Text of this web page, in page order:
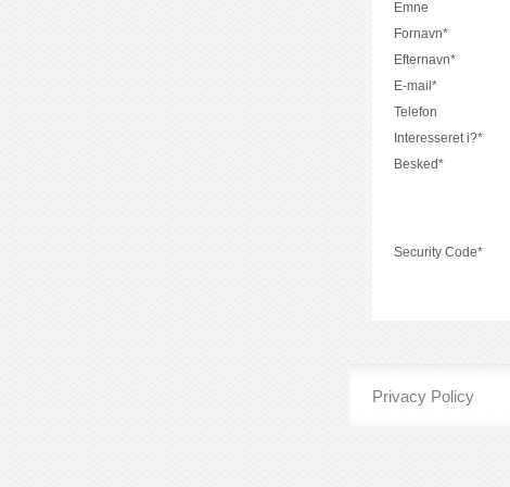
Emne
Fornavn*
Efternavn*
E-mail*
Telefon
Interesseret i?*
Besked*
Security Code*
Privacy Policy